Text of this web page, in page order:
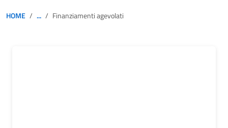
HOME ... Finanziamenti agevolati